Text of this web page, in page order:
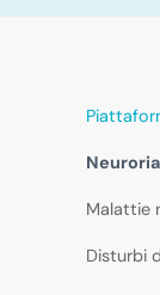
Malattie
Disturbi